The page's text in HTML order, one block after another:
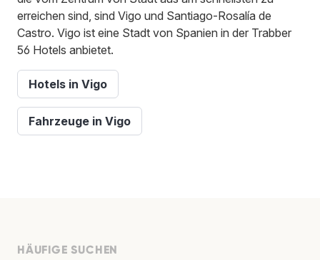
erreichen sind, sind Vigo und Santiago-Rosalía de
Castro. Vigo ist eine Stadt von Spanien in der Trabber
56 Hotels anbietet.
Hotels in Vigo
Fahrzeuge in Vigo
HÄUFIGE SUCHEN